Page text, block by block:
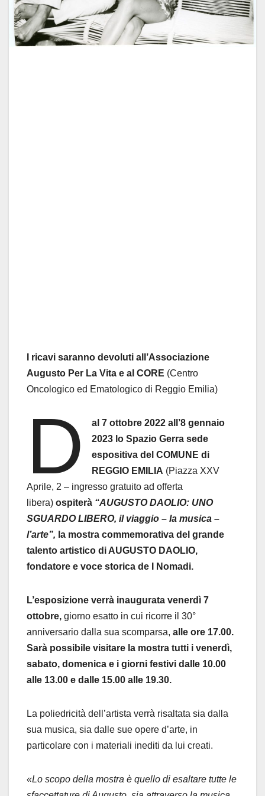
I ricavi saranno devoluti all’Associazione
Augusto Per La Vita e al CORE (Centro
Oncologico ed Ematologico di Reggio Emilia)
D
al 7 ottobre 2022 all’8 gennaio
2023 lo Spazio Gerra sede
espositiva del COMUNE di
REGGIO EMILIA (Piazza XXV
Aprile, 2 – ingresso gratuito ad offerta
libera) ospiterà “AUGUSTO DAOLIO: UNO
SGUARDO LIBERO, il viaggio – la musica –
l’arte”, la mostra commemorativa del grande
talento artistico di AUGUSTO DAOLIO,
fondatore e voce storica de I Nomadi.
L’esposizione verrà inaugurata venerdì 7
ottobre, giorno esatto in cui ricorre il 30°
anniversario dalla sua scomparsa, alle ore 17.00.
Sarà possibile visitare la mostra tutti i venerdì,
sabato, domenica e i giorni festivi dalle 10.00
alle 13.00 e dalle 15.00 alle 19.30.
La poliedricità dell’artista verrà risaltata sia dalla
sua musica, sia dalle sue opere d’arte, in
particolare con i materiali inediti da lui creati.
«Lo scopo della mostra è quello di esaltare tutte le